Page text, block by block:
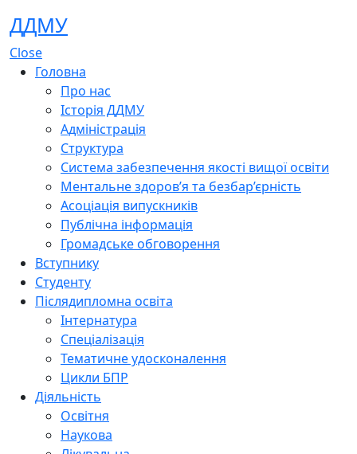
ДДМУ
Close
Головна
Про нас
Історія ДДМУ
Адміністрація
Структура
Система забезпечення якості вищої освіти
Ментальне здоров’я та безбар’єрність
Асоціація випускників
Публічна інформація
Громадське обговорення
Вступнику
Студенту
Післядипломна освіта
Інтернатура
Спеціалізація
Тематичне удосконалення
Цикли БПР
Діяльність
Освітня
Наукова